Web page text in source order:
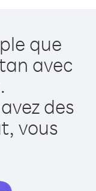
que
avec
des
vous